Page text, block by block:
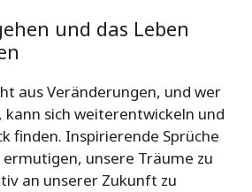
und das Leben
aus Veränderungen, und wer
kann sich weiterentwickeln und
finden. Inspirierende Sprüche
ermutigen, unsere Träume zu
an unserer Zukunft zu